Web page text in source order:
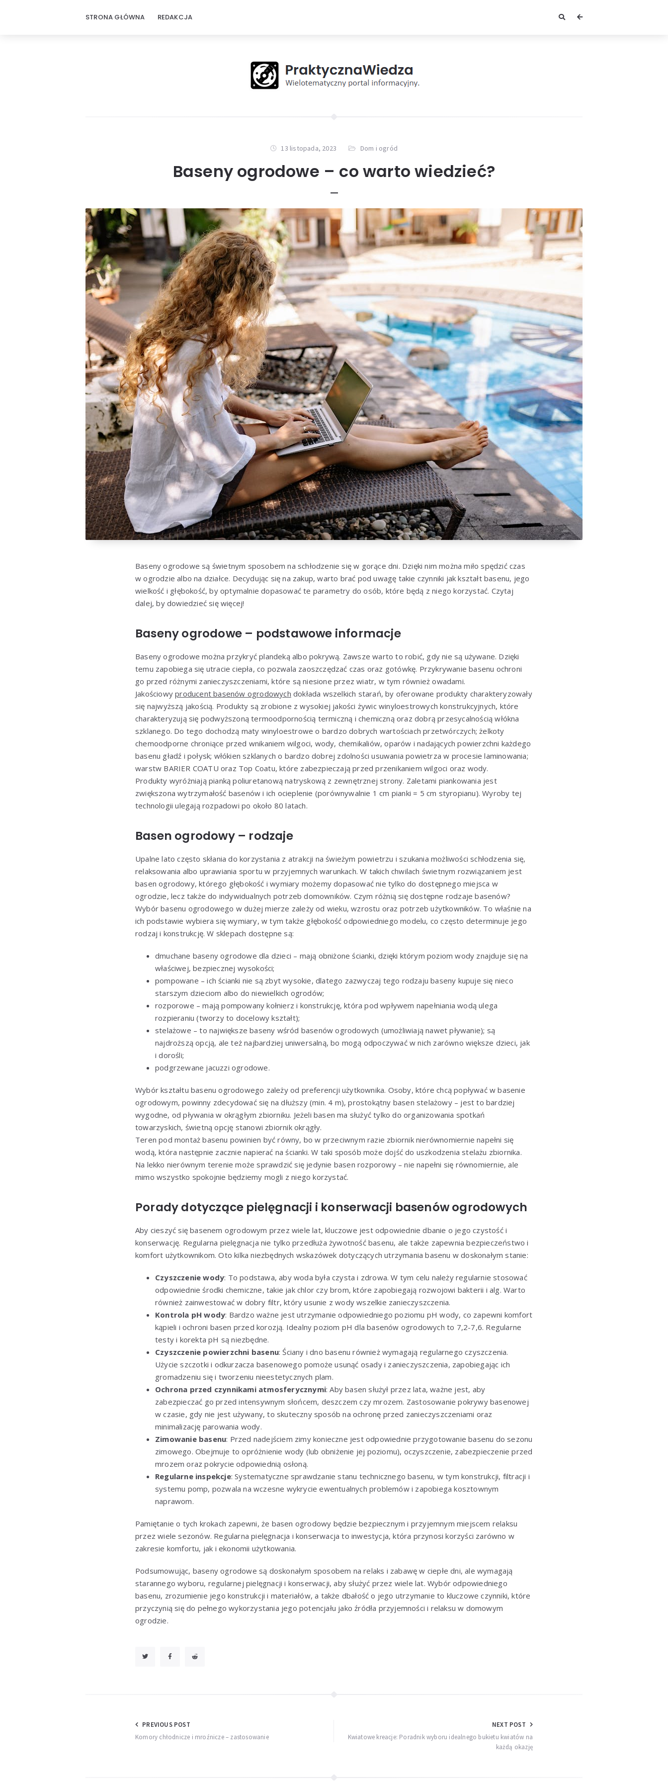
STRONA GŁÓWNA REDAKCJA
13 listopada, 2023 Dom i ogród
Baseny ogrodowe – co warto wiedzieć?
Baseny ogrodowe są świetnym sposobem na schłodzenie się w gorące dni. Dzięki nim można miło spędzić czas
w ogrodzie albo na działce. Decydując się na zakup, warto brać pod uwagę takie czynniki jak kształt basenu, jego
wielkość i głębokość, by optymalnie dopasować te parametry do osób, które będą z niego korzystać. Czytaj
dalej, by dowiedzieć się więcej!
Baseny ogrodowe – podstawowe informacje
Baseny ogrodowe można przykryć plandeką albo pokrywą. Zawsze warto to robić, gdy nie są używane. Dzięki
temu zapobiega się utracie ciepła, co pozwala zaoszczędzać czas oraz gotówkę. Przykrywanie basenu ochroni
go przed różnymi zanieczyszczeniami, które są niesione przez wiatr, w tym również owadami.
Jakościowyproducent basenów ogrodowych dokłada wszelkich starań, by oferowane produkty charakteryzowały
się najwyższą jakością. Produkty są zrobione z wysokiej jakości żywic winyloestrowych konstrukcyjnych, które
charakteryzują się podwyższoną termoodpornością termiczną i chemiczną oraz dobrą przesycalnością włókna
szklanego. Do tego dochodzą maty winyloestrowe o bardzo dobrych wartościach przetwórczych; żelkoty
chemoodporne chroniące przed wnikaniem wilgoci, wody, chemikaliów, oparów i nadających powierzchni każdego
basenu gładź i połysk; włókien szklanych o bardzo dobrej zdolności usuwania powietrza w procesie laminowania;
warstw BARIER COATU oraz Top Coatu, które zabezpieczają przed przenikaniem wilgoci oraz wody.
Produkty wyróżniają pianką poliuretanową natryskową z zewnętrznej strony. Zaletami piankowania jest
zwiększona wytrzymałość basenów i ich ocieplenie (porównywalnie 1 cm pianki = 5 cm styropianu). Wyroby tej
technologii ulegają rozpadowi po około 80 latach.
Basen ogrodowy– rodzaje
Upalne lato często skłania do korzystania z atrakcji na świeżym powietrzu i szukania możliwości schłodzenia się,
relaksowania albo uprawiania sportu w przyjemnych warunkach. W takich chwilach świetnym rozwiązaniem jest
basen ogrodowy, którego głębokość i wymiary możemy dopasować nie tylko do dostępnego miejsca w
ogrodzie, lecz także do indywidualnych potrzeb domowników. Czym różnią się dostępne rodzaje basenów?
Wybór basenu ogrodowego w dużej mierze zależy od wieku, wzrostu oraz potrzeb użytkowników. To właśnie na
ich podstawie wybiera się wymiary, w tym także głębokość odpowiedniego modelu, co często determinuje jego
rodzaj i konstrukcję. W sklepach dostępne są:
dmuchane baseny ogrodowe dla dzieci – mają obniżone ścianki, dzięki którym poziom wody znajduje się na
właściwej, bezpiecznej wysokości;
pompowane – ich ścianki nie są zbyt wysokie, dlatego zazwyczaj tego rodzaju baseny kupuje się nieco
starszym dzieciom albo do niewielkich ogrodów;
rozporowe – mają pompowany kołnierz i konstrukcję, która pod wpływem napełniania wodą ulega
rozpieraniu (tworzy to docelowy kształt);
stelażowe – to największe baseny wśród basenów ogrodowych (umożliwiają nawet pływanie); są
najdroższą opcją, ale też najbardziej uniwersalną, bo mogą odpoczywać w nich zarówno większe dzieci, jak
i dorośli;
podgrzewane jacuzzi ogrodowe.
Wybór kształtu basenu ogrodowego zależy od preferencji użytkownika. Osoby, które chcą popływać w basenie
ogrodowym, powinny zdecydować się na dłuższy (min. 4 m), prostokątny basen stelażowy – jest to bardziej
wygodne, od pływania w okrągłym zbiorniku. Jeżeli basen ma służyć tylko do organizowania spotkań
towarzyskich, świetną opcję stanowi zbiornik okrągły.
Teren pod montaż basenu powinien być równy, bo w przeciwnym razie zbiornik nierównomiernie napełni się
wodą, która następnie zacznie napierać na ścianki. W taki sposób może dojść do uszkodzenia stelażu zbiornika.
Na lekko nierównym terenie może sprawdzić się jedynie basen rozporowy – nie napełni się równomiernie, ale
mimo wszystko spokojnie będziemy mogli z niego korzystać.
Porady dotyczące pielęgnacji i konserwacji basenów ogrodowych
Aby cieszyć się basenem ogrodowym przez wiele lat, kluczowe jest odpowiednie dbanie o jego czystość i
konserwację. Regularna pielęgnacja nie tylko przedłuża żywotność basenu, ale także zapewnia bezpieczeństwo i
komfort użytkownikom. Oto kilka niezbędnych wskazówek dotyczących utrzymania basenu w doskonałym stanie:
Czyszczenie wody: To podstawa, aby woda była czysta i zdrowa. W tym celu należy regularnie stosować
odpowiednie środki chemiczne, takie jak chlor czy brom, które zapobiegają rozwojowi bakterii i alg. Warto
również zainwestować w dobry filtr, który usunie z wody wszelkie zanieczyszczenia.
Kontrola pH wody: Bardzo ważne jest utrzymanie odpowiedniego poziomu pH wody, co zapewni komfort
kąpieli i ochroni basen przed korozją. Idealny poziom pH dla basenów ogrodowych to 7,2-7,6. Regularne
testy i korekta pH są niezbędne.
Czyszczenie powierzchni basenu: Ściany i dno basenu również wymagają regularnego czyszczenia.
Użycie szczotki i odkurzacza basenowego pomoże usunąć osady i zanieczyszczenia, zapobiegając ich
gromadzeniu się i tworzeniu nieestetycznych plam.
Ochrona przed czynnikami atmosferycznymi: Aby basen służył przez lata, ważne jest, aby
zabezpieczać go przed intensywnym słońcem, deszczem czy mrozem. Zastosowanie pokrywy basenowej
w czasie, gdy nie jest używany, to skuteczny sposób na ochronę przed zanieczyszczeniami oraz
minimalizację parowania wody.
Zimowanie basenu: Przed nadejściem zimy konieczne jest odpowiednie przygotowanie basenu do sezonu
zimowego. Obejmuje to opróżnienie wody (lub obniżenie jej poziomu), oczyszczenie, zabezpieczenie przed
mrozem oraz pokrycie odpowiednią osłoną.
Regularne inspekcje: Systematyczne sprawdzanie stanu technicznego basenu, w tym konstrukcji, filtracji i
systemu pomp, pozwala na wczesne wykrycie ewentualnych problemów i zapobiega kosztownym
naprawom.
Pamiętanie o tych krokach zapewni, że basen ogrodowy będzie bezpiecznym i przyjemnym miejscem relaksu
przez wiele sezonów. Regularna pielęgnacja i konserwacja to inwestycja, która przynosi korzyści zarówno w
zakresie komfortu, jak i ekonomii użytkowania.
Podsumowując, baseny ogrodowe są doskonałym sposobem na relaks i zabawę w ciepłe dni, ale wymagają
starannego wyboru, regularnej pielęgnacji i konserwacji, aby służyć przez wiele lat. Wybór odpowiedniego
basenu, zrozumienie jego konstrukcji i materiałów, a także dbałość o jego utrzymanie to kluczowe czynniki, które
przyczynią się do pełnego wykorzystania jego potencjału jako źródła przyjemności i relaksu w domowym
ogrodzie.
Nawigacja
wpisu
PREVIOUS POST
Komory chłodnicze i mroźnicze – zastosowanie
NEXT POST
Kwiatowe kreacje: Poradnik wyboru idealnego bukietu kwiatów na
każdą okazję